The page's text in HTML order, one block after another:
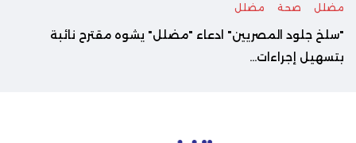
مضلل صحة مضلل
"سلخ جلود المصريين" ادعاء "مضلل" يشوه مقترح نائبة
بتسهيل إجراءات...